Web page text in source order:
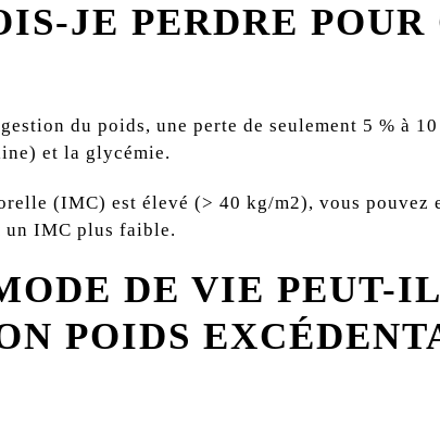
JE PERDRE POUR
du poids, une perte de seulement 5 % à
et la glycémie.
(IMC) est élevé (> 40 kg/m2), vous pouvez
un IMC plus faible.
DE VIE PEUT-
POIDS